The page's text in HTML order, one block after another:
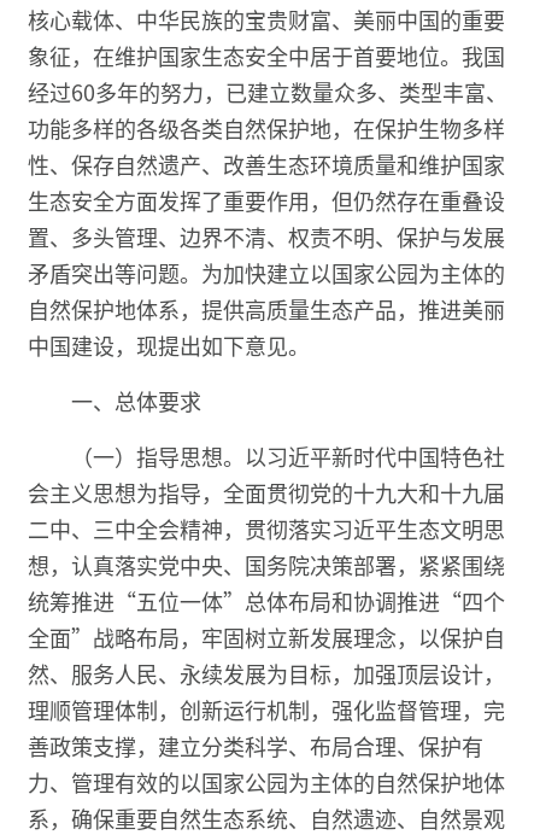
核心载体、中华民族的宝贵财富、美丽中国的重要
象征，在维护国家生态安全中居于首要地位。我国
经过60多年的努力，已建立数量众多、类型丰富、
功能多样的各级各类自然保护地，在保护生物多样
性、保存自然遗产、改善生态环境质量和维护国家
生态安全方面发挥了重要作用，但仍然存在重叠设
置、多头管理、边界不清、权责不明、保护与发展
矛盾突出等问题。为加快建立以国家公园为主体的
自然保护地体系，提供高质量生态产品，推进美丽
中国建设，现提出如下意见。
一、总体要求
（一）指导思想。以习近平新时代中国特色社
会主义思想为指导，全面贯彻党的十九大和十九届
二中、三中全会精神，贯彻落实习近平生态文明思
想，认真落实党中央、国务院决策部署，紧紧围绕
统筹推进“五位一体”总体布局和协调推进“四个
全面”战略布局，牢固树立新发展理念，以保护自
然、服务人民、永续发展为目标，加强顶层设计，
理顺管理体制，创新运行机制，强化监督管理，完
善政策支撑，建立分类科学、布局合理、保护有
力、管理有效的以国家公园为主体的自然保护地体
系，确保重要自然生态系统、自然遗迹、自然景观